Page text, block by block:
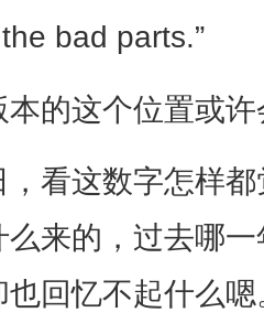
bad parts.”
本的这个位置或
，看这数字怎样
么来的，过去哪
也回忆不起什么嗯